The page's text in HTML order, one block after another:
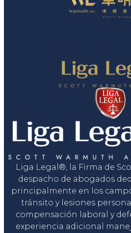
Liga Legal®, la Firma de
despacho de abogados
principalmente en los
tránsito y lesiones
compensación laboral y
experiencia adicional